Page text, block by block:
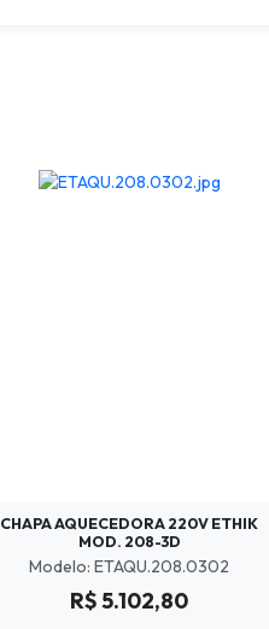
CHAPA AQUECEDORA 220V ETHIK
MOD. 208-3D
Modelo: ETAQU.208.0302
R$ 5.102,80